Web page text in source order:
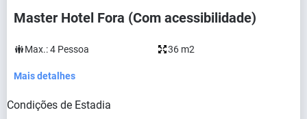
Master Hotel Fora (Com acessibilidade)
Max.:4 Pessoa 36 m2
Mais detalhes
Condições de Estadia